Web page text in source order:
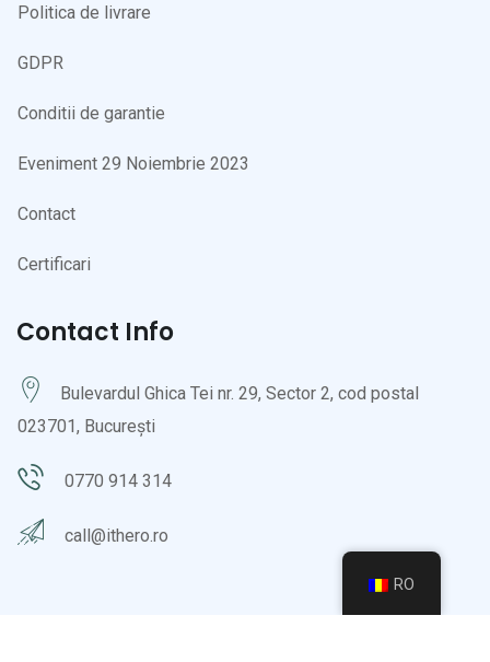
Politica de livrare
GDPR
Conditii de garantie
Eveniment 29 Noiembrie 2023
Contact
Certificari
Contact Info
Bulevardul Ghica Tei nr. 29, Sector 2, cod postal
023701, București
0770 914 314
call@ithero.ro
RO